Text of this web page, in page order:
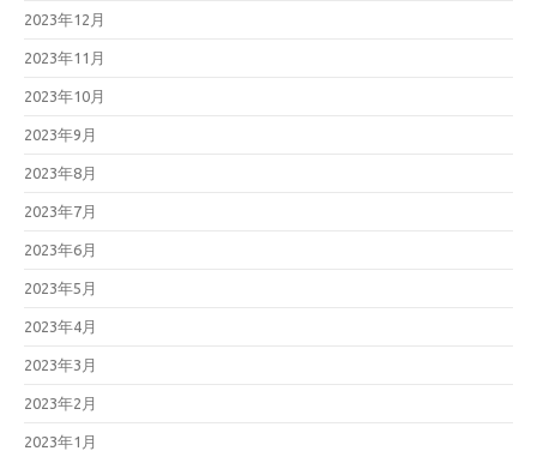
2023年12月
2023年11月
2023年10月
2023年9月
2023年8月
2023年7月
2023年6月
2023年5月
2023年4月
2023年3月
2023年2月
2023年1月